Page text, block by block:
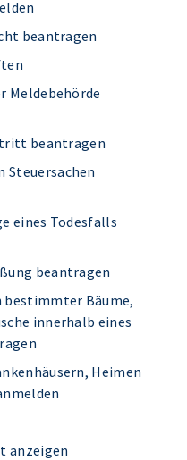
beantragen
Meldebehörde
beantragen
Steuersachen
eines Todesfalls
beantragen
bestimmter Bäume,
innerhalb eines
Heimen
anzeigen